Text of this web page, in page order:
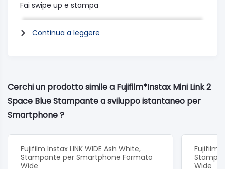
Fai swipe up e stampa
Conferire matericità alle tue immagini è facile e
Aggiungi testo, ridimensiona l’immagine, applica
un filtro, gioca con i contrasti, poi connettiti in
modalità wireless alla mini Link 2 prima di passare
Aggiungi una cornice
Continua a leggere
Cerchi un prodotto simile a Fujifilm*Instax Mini Link 2
Space Blue Stampante a sviluppo istantaneo per
Smartphone ?
Fujifilm Instax LINK WIDE Ash White,
Stampante per Smartphone Formato
Wide
Fujifilm
Wide